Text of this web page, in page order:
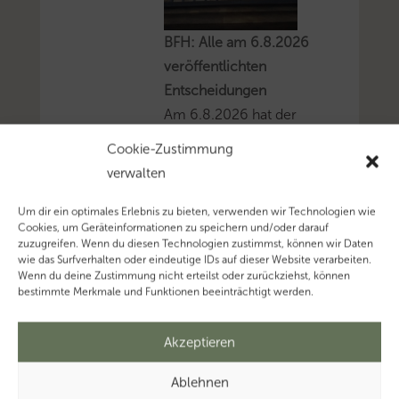
Cookie-Zustimmung
verwalten
Um dir ein optimales Erlebnis zu bieten, verwenden wir Technologien wie
Cookies, um Geräteinformationen zu speichern und/oder darauf
zuzugreifen. Wenn du diesen Technologien zustimmst, können wir Daten
wie das Surfverhalten oder eindeutige IDs auf dieser Website verarbeiten.
Wenn du deine Zustimmung nicht erteilst oder zurückziehst, können
bestimmte Merkmale und Funktionen beeinträchtigt werden.
Akzeptieren
Ablehnen
BFH: Alle am 6.8.2026
veröffentlichten
Entscheidungen
Am 6.8.2026 hat der
Entscheidungen zur
freigegeben.Mehr zum
Thema
'Bundesfinanzhof
(BFH)'...Mehr zum